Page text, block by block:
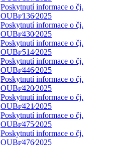
Poskytnutí informace o čj.
OUBr⁄136⁄2025
Poskytnutí informace o čj.
OUBr⁄430⁄2025
Poskytnutí informace o čj.
OUBr⁄514⁄2025
Poskytnutí informace o čj.
OUBr⁄446⁄2025
Poskytnutí informace o čj.
OUBr⁄420⁄2025
Poskytnutí informace o čj.
OUBr⁄421⁄2025
Poskytnutí informace o čj.
OUBr⁄475⁄2025
Poskytnutí informace o čj.
OUBr⁄476⁄2025